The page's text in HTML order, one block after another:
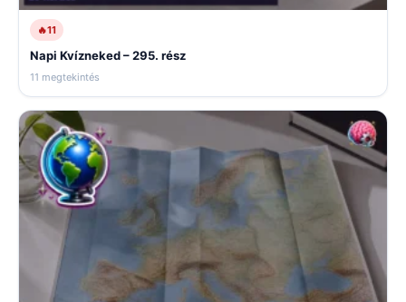
🔥11
Napi Kvízneked – 295. rész
11 megtekintés